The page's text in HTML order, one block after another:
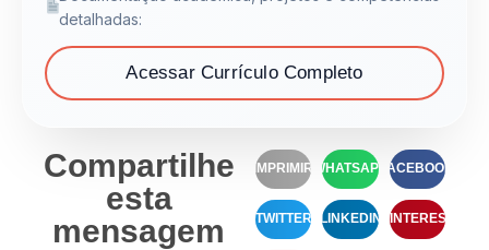
detalhadas:
Acessar Currículo Completo
Compartilhe
esta
mensagem
IMPRIMIR WHATSAPP FACEBOOK
TWITTER LINKEDIN PINTEREST